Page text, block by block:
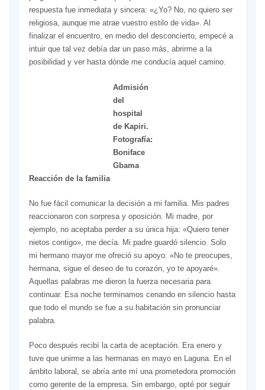
respuesta fue inmediata y sincera: «¿Yo? No, no quiero ser
religiosa, aunque me atrae vuestro estilo de vida». Al
finalizar el encuentro, en medio del desconcierto, empecé a
intuir que tal vez debía dar un paso más, abrirme a la
posibilidad y ver hasta dónde me conducía aquel camino.
Admisión
del
hospital
de Kapiri.
Fotografía:
Boniface
Gbama
Reacción de la familia
No fue fácil comunicar la decisión a mi familia. Mis padres
reaccionaron con sorpresa y oposición. Mi madre, por
ejemplo, no aceptaba perder a su única hija: «Quiero tener
nietos contigo», me decía. Mi padre guardó silencio. Solo
mi hermano mayor me ofreció su apoyo: «No te preocupes,
hermana, sigue el deseo de tu corazón, yo te apoyaré».
Aquellas palabras me dieron la fuerza necesaria para
continuar. Esa noche terminamos cenando en silencio hasta
que todo el mundo se fue a su habitación sin pronunciar
palabra.
Poco después recibí la carta de aceptación. Era enero y
tuve que unirme a las hermanas en mayo en Laguna. En el
ámbito laboral, se abría ante mí una prometedora promoción
como gerente de la empresa. Sin embargo, opté por seguir